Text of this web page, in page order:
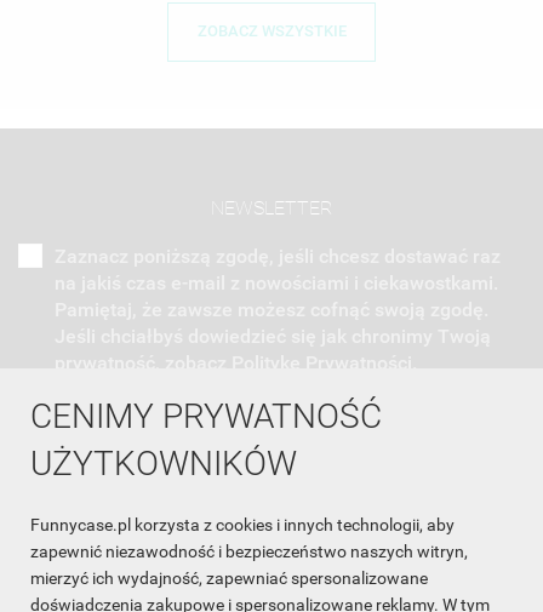
CENIMY PRYWATNOŚĆ
UŻYTKOWNIKÓW
Funnycase.pl korzysta z cookies i innych technologii, aby
zapewnić niezawodność i bezpieczeństwo naszych witryn,
mierzyć ich wydajność, zapewniać spersonalizowane
doświadczenia zakupowe i spersonalizowane reklamy. W tym
ZOBACZ WSZYSTKIE
NEWSLETTER
INFORMACJA O SKLEPIE
INFORMACJE